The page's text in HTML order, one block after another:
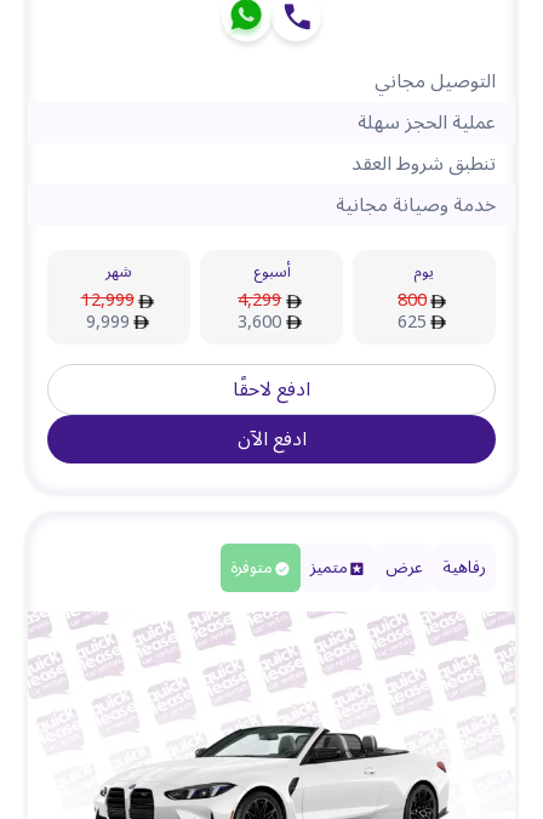
التوصيل مجاني
عملية الحجز سهلة
تنطبق شروط العقد
خدمة وصيانة مجانية
يوم
800
625
أسبوع
4,299
3,600
شهر
12,999
9,999
ادفع لاحقًا
ادفع الآن
رفاهية عرض متميز متوفرة